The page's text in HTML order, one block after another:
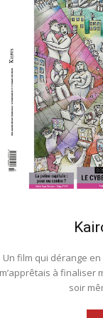
Un film qui dérange
m’apprêtais à finaliser
soir